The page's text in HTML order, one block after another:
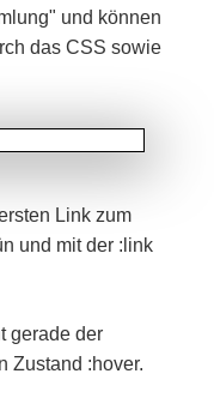
und können
das CSS sowie
Link zum
und mit der :link
gerade der
Zustand :hover.